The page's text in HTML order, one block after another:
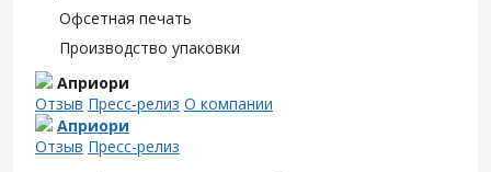
Офсетная печать
Производство упаковки
Априори
Отзыв Пресс-релиз О компании
Априори
Отзыв Пресс-релиз